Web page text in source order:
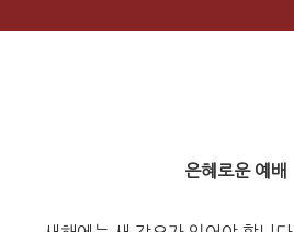
은혜로운 예배